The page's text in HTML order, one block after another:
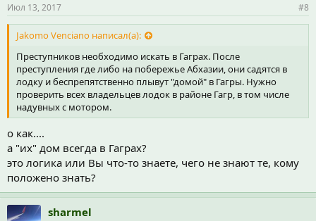
Июл 13, 2017 #8
Jakomo Venciano написал(а):
Преступников необходимо искать в Гаграх. После
преступления где либо на побережье Абхазии, они садятся в
лодку и беспрепятственно плывут "домой" в Гагры. Нужно
проверить всех владельцев лодок в районе Гагр, в том числе
надувных с мотором.
о как....
а "их" дом всегда в Гаграх?
это логика или Вы что-то знаете, чего не знают те, кому
положено знать?
sharmel